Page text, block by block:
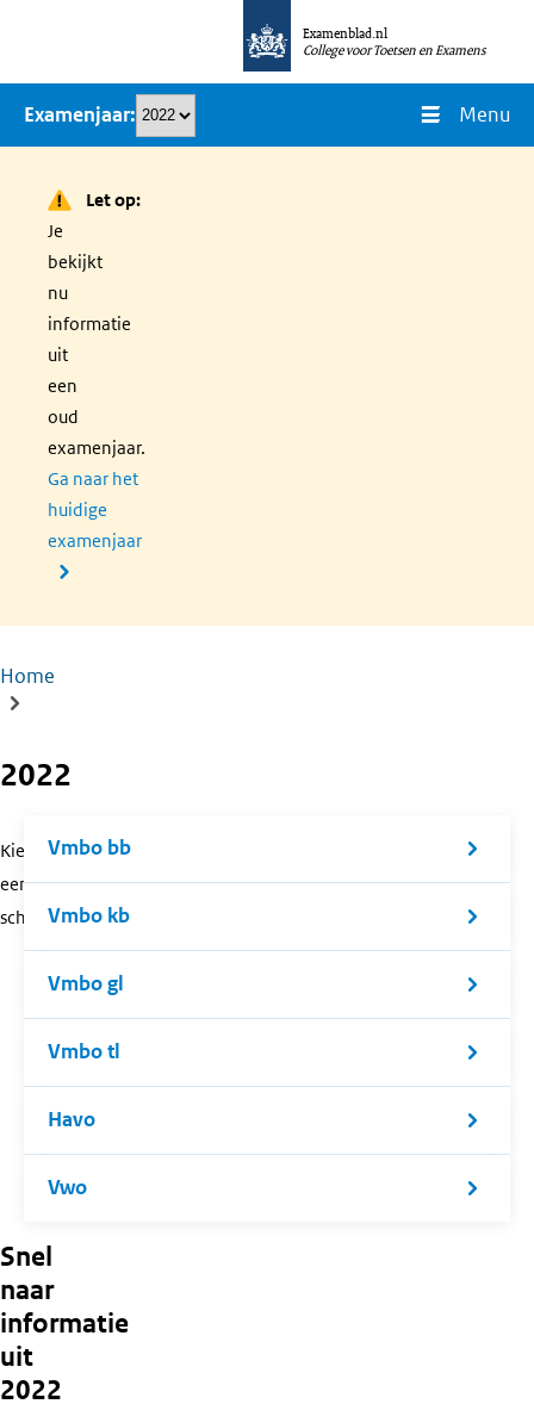
naar
inhoud
Examenblad.nl
College voor Toetsen en Examens
Examenjaar Menu
Let op:
Je
bekijkt
nu
informatie
uit
een
oud
examenjaar.
Ga naar het
huidige
examenjaar
Kruimelpad
Home
2022
Kies
een
schoolsoort.
Vmbo bb
Vmbo kb
Vmbo gl
Vmbo tl
Havo
Vwo
Snel
naar
informatie
uit
2022